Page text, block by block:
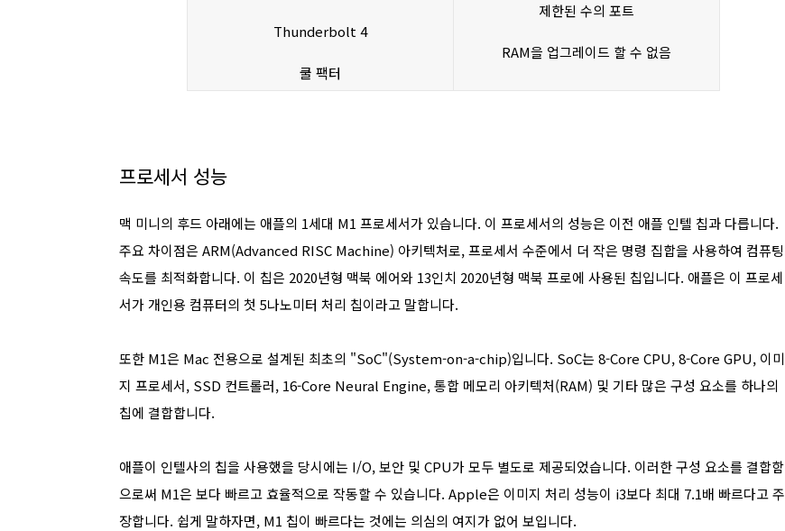
Thunderbolt 4
쿨 팩터
제한된 수의 포트
RAM을 업그레이드 할 수 없음
프로세서 성능
맥 미니의 후드 아래에는 애플의 1세대 M1 프로세서가 있습니다. 이 프로세서의 성능은 이전 애플 인텔 칩과 다릅니다.
주요 차이점은 ARM(Advanced RISC Machine) 아키텍처로, 프로세서 수준에서 더 작은 명령 집합을 사용하여 컴퓨팅
속도를 최적화합니다. 이 칩은 2020년형 맥북 에어와 13인치 2020년형 맥북 프로에 사용된 칩입니다. 애플은 이 프로세
서가 개인용 컴퓨터의 첫 5나노미터 처리 칩이라고 말합니다.
또한 M1은 Mac 전용으로 설계된 최초의 "SoC"(System-on-a-chip)입니다. SoC는 8-Core CPU, 8-Core GPU, 이미
지 프로세서, SSD 컨트롤러, 16-Core Neural Engine, 통합 메모리 아키텍처(RAM) 및 기타 많은 구성 요소를 하나의
칩에 결합합니다.
애플이 인텔사의 칩을 사용했을 당시에는 I/O, 보안 및 CPU가 모두 별도로 제공되었습니다. 이러한 구성 요소를 결합함
으로써 M1은 보다 빠르고 효율적으로 작동할 수 있습니다. Apple은 이미지 처리 성능이 i3보다 최대 7.1배 빠르다고 주
장합니다. 쉽게 말하자면, M1 칩이 빠르다는 것에는 의심의 여지가 없어 보입니다.